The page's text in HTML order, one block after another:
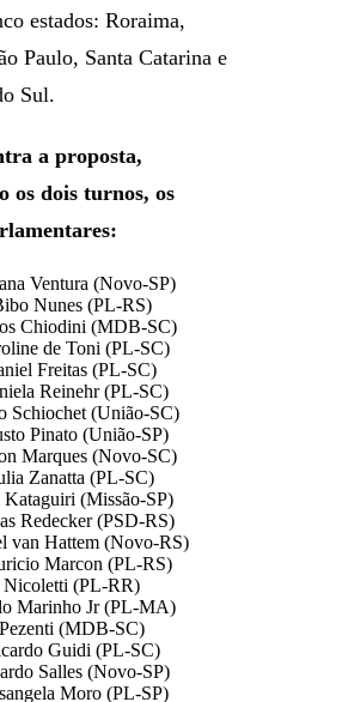
estados: Roraima,
Paulo, Santa Catarina e
Sul.
a proposta,
os dois turnos, os
Ventura (Novo-SP)
Nunes (PL-RS)
Chiodini (MDB-SC)
de Toni (PL-SC)
Freitas (PL-SC)
Reinehr (PL-SC)
Schiochet (União-SC)
Pinato (União-SP)
Marques (Novo-SC)
Zanatta (PL-SC)
(Missão-SP)
Redecker (PSD-RS)
van Hattem (Novo-RS)
Marcon (PL-RS)
Nicoletti (PL-RR)
Marinho Jr (PL-MA)
Pezenti (MDB-SC)
Guidi (PL-SC)
Salles (Novo-SP)
Moro (PL-SP)